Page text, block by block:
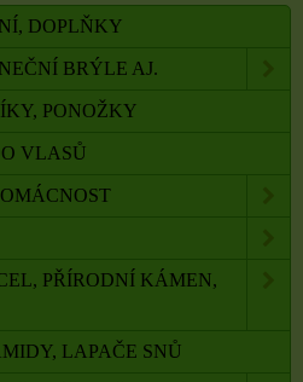
DOPLŇKY
BRÝLE AJ.
PONOŽKY
VLASŮ
PŘÍRODNÍ KÁMEN,
LAPAČE SNŮ